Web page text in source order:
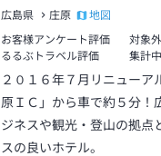
広島県 庄原
地図
お客様アンケート評価
対象外
るるぶトラベル評価
集計中
２０１６年７月リニューア
原ＩＣ」から車で約５分！
ジネスや観光・登山の拠点
スの良いホテル。